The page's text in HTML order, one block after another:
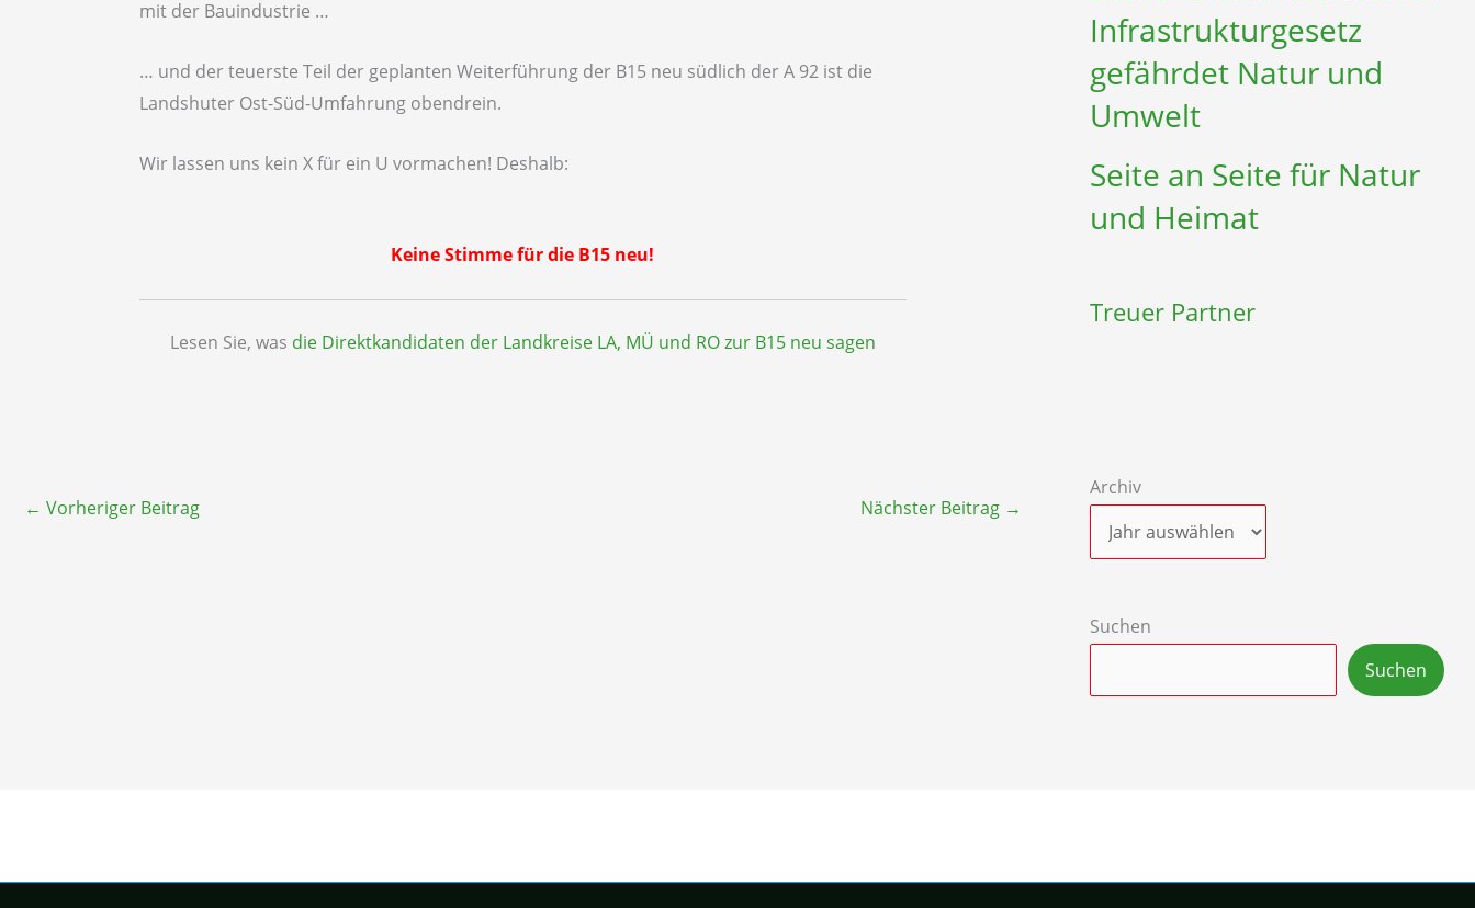
mit der Bauindustrie …
… und der teuerste Teil der geplanten Weiterführung der B15 neu südlich der A 92 ist die
Landshuter Ost-Süd-Umfahrung obendrein.
Wir lassen uns kein X für ein U vormachen! Deshalb:
Keine Stimme für die B15 neu!
Lesen Sie, was die Direktkandidaten der Landkreise LA, MÜ und RO zur B15 neu sagen
← Vorheriger Beitrag Nächster Beitrag →
Infrastruktur­gesetz
gefährdet Natur und
Umwelt
Seite an Seite für Natur
und Heimat
Treuer Partner
Archiv
Suchen
Suchen